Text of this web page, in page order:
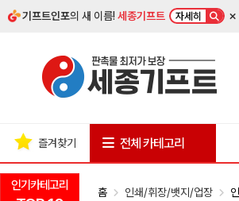
기프트인포의 새 이름!세종기프트 자세히 ×
인기카테고리
즐겨찾기 전체 카테고리
홈 인쇄/휘장/뱃지/업장